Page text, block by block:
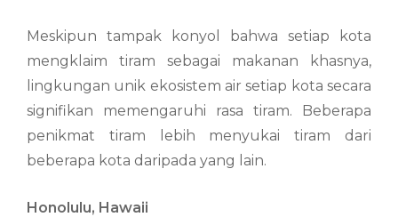
Meskipun tampak konyol bahwa setiap kota
mengklaim tiram sebagai makanan khasnya,
lingkungan unik ekosistem air setiap kota secara
signifikan memengaruhi rasa tiram. Beberapa
penikmat tiram lebih menyukai tiram dari
beberapa kota daripada yang lain.
Honolulu, Hawaii